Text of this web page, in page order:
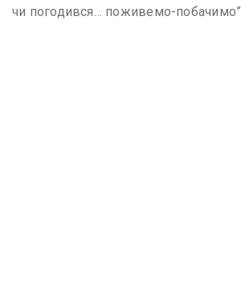
чи погодився… поживемо-побачимо”.